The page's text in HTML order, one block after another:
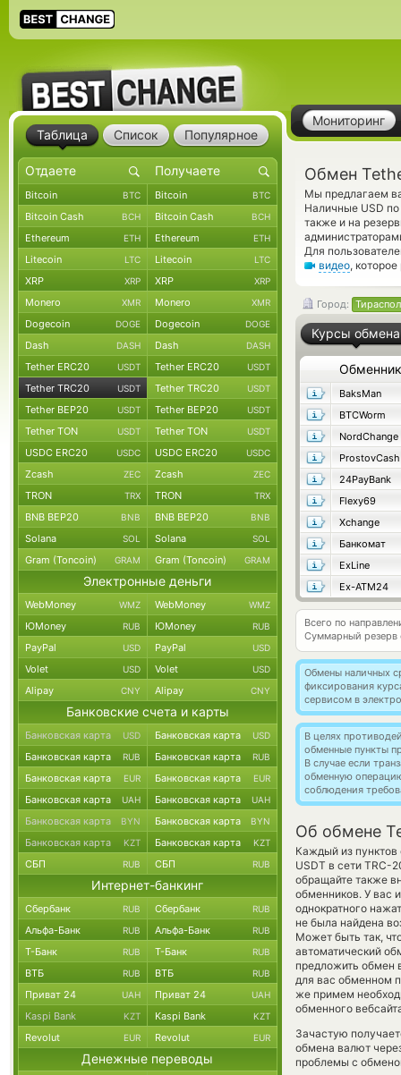
Мониторинг
Обмен
Мы предлагаем
Наличные USD
также и на
Для
видео,
Город:
Курсы обмена
Обменник
BaksMan
BTCWorm
NordChange
ProstovCash
24PayBank
Flexy69
Xchange
Банкомат
ExLine
Ex-ATM24
Всего по
Суммарный резерв
Обмены наличных
фиксирования
сервисом в
В целях
обменные пункты
В случае если
обменную
соблюдения
Об обмене
Каждый из пунктов
USDT в сети TRC-
обращайте также
обменников. У вас
однократного
не была найдена
Может быть так,
автоматический
предложить обмен
для вас обменном
же примем
обменного
Зачастую
обмена валют
проблемы с
Таблица Список Популярное
Bitcoin BTC Bitcoin BTC
Bitcoin Cash BCH Bitcoin Cash BCH
Ethereum ETH Ethereum ETH
Litecoin LTC Litecoin LTC
XRP XRP XRP XRP
Monero XMR Monero XMR
Dogecoin DOGE Dogecoin DOGE
Dash DASH Dash DASH
Tether ERC20 USDT Tether ERC20 USDT
Tether TRC20 USDT Tether TRC20 USDT
Tether BEP20 USDT Tether BEP20 USDT
Tether TON USDT Tether TON USDT
USDC ERC20 USDC USDC ERC20 USDC
Zcash ZEC Zcash ZEC
TRON TRX TRON TRX
BNB BEP20 BNB BNB BEP20 BNB
Solana SOL Solana SOL
Gram (Toncoin) GRAM Gram (Toncoin) GRAM
Электронные деньги
WebMoney WMZ WebMoney WMZ
ЮMoney RUB ЮMoney RUB
PayPal USD PayPal USD
Volet USD Volet USD
Alipay CNY Alipay CNY
Банковские счета и карты
Банковская карта USD Банковская карта USD
Банковская карта RUB Банковская карта RUB
Банковская карта EUR Банковская карта EUR
Банковская карта UAH Банковская карта UAH
Банковская карта BYN Банковская карта BYN
Банковская карта KZT Банковская карта KZT
СБП RUB СБП RUB
Интернет-банкинг
Сбербанк RUB Сбербанк RUB
Альфа-Банк RUB Альфа-Банк RUB
Т-Банк RUB Т-Банк RUB
ВТБ RUB ВТБ RUB
Приват 24 UAH Приват 24 UAH
Kaspi Bank KZT Kaspi Bank KZT
Revolut EUR Revolut EUR
Денежные переводы